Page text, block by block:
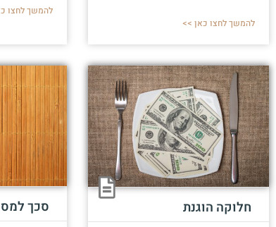
להמשך לחצו כאן >>
להמשך לחצו
חלוקה הוגנת סכך